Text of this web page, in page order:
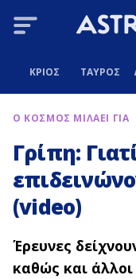
ΚΡΙΟΣ ΤΑΥΡΟΣ
Ο ΚΟΣΜΟΣ ΜΙΛΑΕΙ ΓΙΑ
Γρίπη:
(video)
Έρευνες
καθώς και